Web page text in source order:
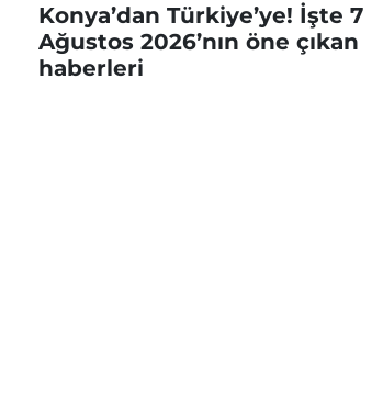
Konya’dan Türkiye’ye! İşte 7
Ağustos 2026’nın öne çıkan
haberleri